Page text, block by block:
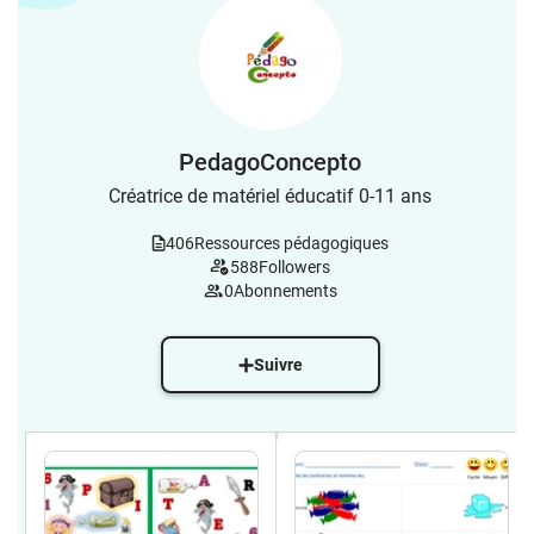
PedagoConcepto
Créatrice de matériel éducatif 0-11 ans
406Ressources pédagogiques
588Followers
0Abonnements
Suivre